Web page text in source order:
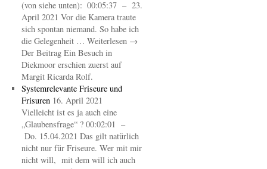
(von siehe unten): 00:05:37 – 23.
April 2021 Vor die Kamera traute
sich spontan niemand. So habe ich
die Gelegenheit … Weiterlesen →
Der Beitrag Ein Besuch in
Diekmoor erschien zuerst auf
Margit Ricarda Rolf.
Systemrelevante Friseure und
Frisuren 16. April 2021
Vielleicht ist es ja auch eine
„Glaubensfrage“ ? 00:02:01 –
Do. 15.04.2021 Das gilt natürlich
nicht nur für Friseure. Wer mit mir
nicht will, mit dem will ich auch